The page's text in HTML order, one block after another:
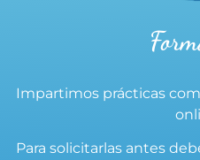
Impartimos prácticas
Para solicitarlas antes